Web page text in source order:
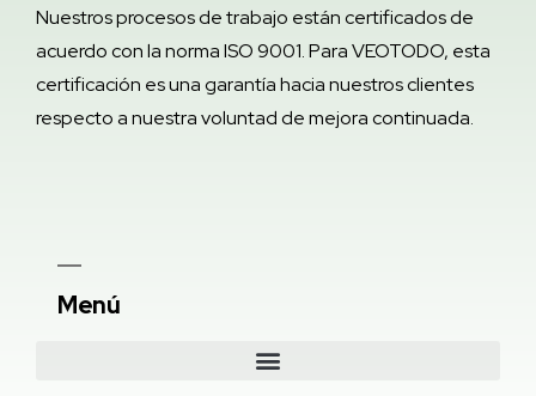
Menú
Nuestros procesos de trabajo están certificados de
acuerdo con la norma ISO 9001. Para VEOTODO, esta
certificación es una garantía hacia nuestros clientes
respecto a nuestra voluntad de mejora continuada.